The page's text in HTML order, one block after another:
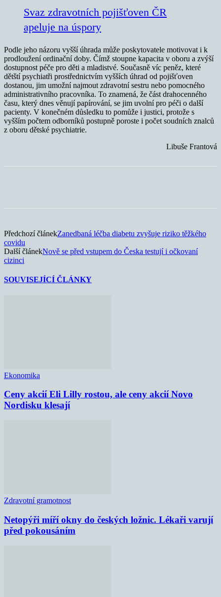
Svaz zdravotních pojišťoven ČR
apeluje na úspory
Podle jeho názoru vyšší úhrada může poskytovatele motivovat i k
prodloužení ordinační doby. Čímž stoupne kapacita v oboru a zvýší
dostupnost péče pro děti a mladistvé. Současně víc peněz, které
dětští psychiatři prostřednictvím vyšších úhrad od pojišťoven
dostanou, jim umožní najmout zdravotní sestru nebo pomocného
administrativního pracovníka. To znamená, že část drahocenného
času, který dnes věnují papírování, se jim uvolní pro péči o další
pacienty. V konečném důsledku to pomůže i justici, protože s
vyšším počtem odborníků postupně poroste i počet soudních znalců
z oboru dětské psychiatrie.
Libuše Frantová
Předchozí článekZanedbaná léčba diabetu zvyšuje riziko těžkého
covidu
Další článekNově se před vstupem do Česka testují i očkovaní
cizinci
SOUVISEJÍCÍ ČLÁNKY
Ekonomika
Ceny akcií Eli Lilly rostou, ale ceny akcií Novo
Nordisku klesají
Zdravotní gramotnost
Netopýři míří okny do českých ložnic. Lékaři varují
před pokousáním